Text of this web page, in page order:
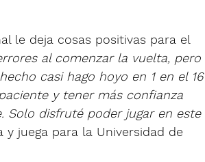
le deja cosas positivas para el
al comenzar la vuelta, pero
casi hago hoyo en 1 en el 16
y tener más confianza
Solo disfruté poder jugar en este
juega para la Universidad de